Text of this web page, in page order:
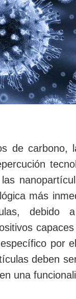
de carbono,
más
debido
por
deben
una